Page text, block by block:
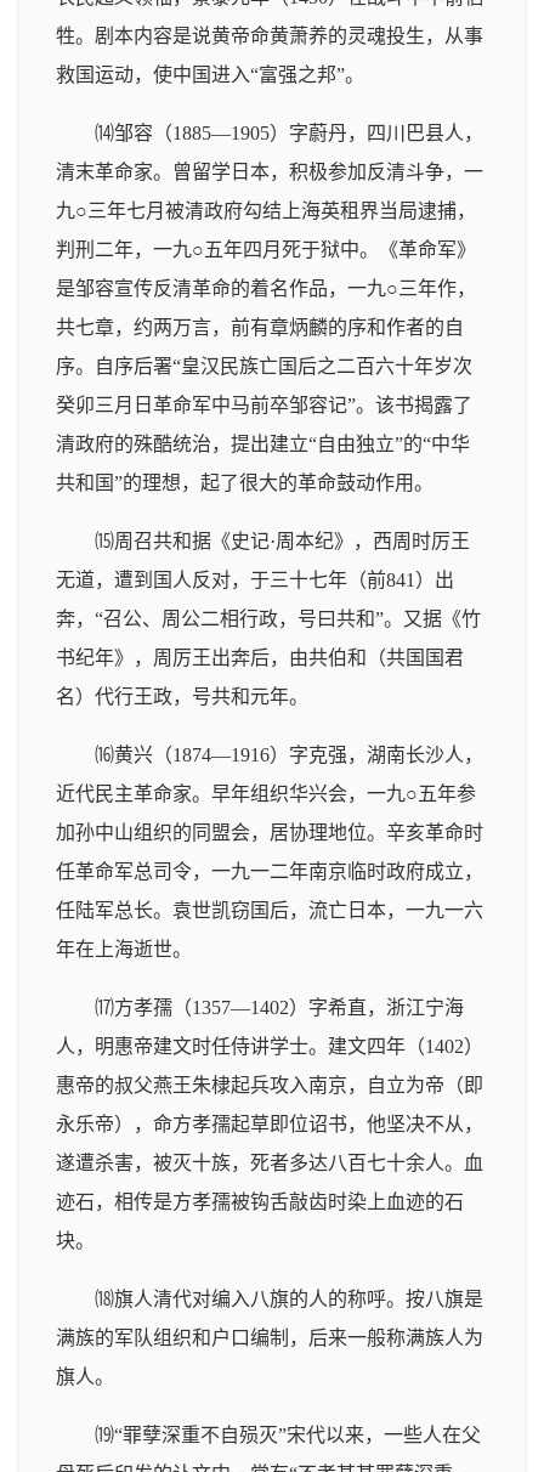
牲。剧本内容是说黄帝命黄萧养的灵魂投生，从事
救国运动，使中国进入“富强之邦”。
⒁邹容（1885—1905）字蔚丹，四川巴县人，
清末革命家。曾留学日本，积极参加反清斗争，一
九○三年七月被清政府勾结上海英租界当局逮捕，
判刑二年，一九○五年四月死于狱中。《革命军》
是邹容宣传反清革命的着名作品，一九○三年作，
共七章，约两万言，前有章炳麟的序和作者的自
序。自序后署“皇汉民族亡国后之二百六十年岁次
癸卯三月日革命军中马前卒邹容记”。该书揭露了
清政府的殊酷统治，提出建立“自由独立”的“中华
共和国”的理想，起了很大的革命鼓动作用。
⒂周召共和据《史记·周本纪》，西周时厉王
无道，遭到国人反对，于三十七年（前841）出
奔，“召公、周公二相行政，号曰共和”。又据《竹
书纪年》，周厉王出奔后，由共伯和（共国国君
名）代行王政，号共和元年。
⒃黄兴（1874—1916）字克强，湖南长沙人，
近代民主革命家。早年组织华兴会，一九○五年参
加孙中山组织的同盟会，居协理地位。辛亥革命时
任革命军总司令，一九一二年南京临时政府成立，
任陆军总长。袁世凯窃国后，流亡日本，一九一六
年在上海逝世。
⒄方孝孺（1357—1402）字希直，浙江宁海
人，明惠帝建文时任侍讲学士。建文四年（1402）
惠帝的叔父燕王朱棣起兵攻入南京，自立为帝（即
永乐帝），命方孝孺起草即位诏书，他坚决不从，
遂遭杀害，被灭十族，死者多达八百七十余人。血
迹石，相传是方孝孺被钩舌敲齿时染上血迹的石
块。
⒅旗人清代对编入八旗的人的称呼。按八旗是
满族的军队组织和户口编制，后来一般称满族人为
旗人。
⒆“罪孽深重不自殒灭”宋代以来，一些人在父